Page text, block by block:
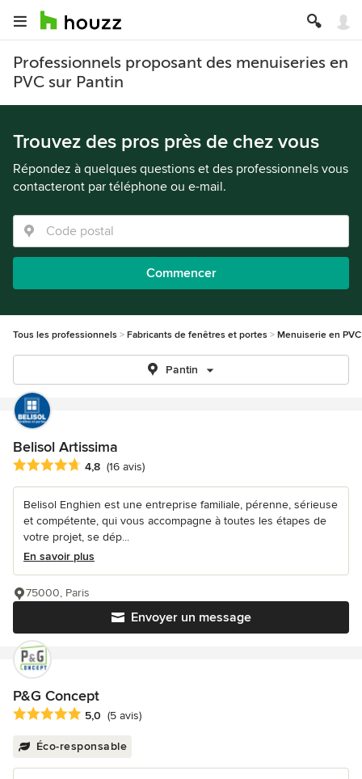
Professionnels proposant des menuiseries en
PVC sur Pantin
Trouvez des pros près de chez vous
Répondez à quelques questions et des professionnels vous
contacteront par téléphone ou e-mail.
Commencer
Tous les professionnels Fabricants de fenêtres et portes Menuiserie en PVC
Pantin
Belisol Artissima
Note moyenne : 4.8 étoiles sur 5
4,8 (16 avis)
Belisol Enghien est une entreprise familiale, pérenne, sérieuse
et compétente, qui vous accompagne à toutes les étapes de
votre projet, se dép...
En savoir plus
Envoyer un message
75000, Paris
P&G Concept
Note moyenne : 5 étoiles sur 5
5,0 (5 avis)
Éco-responsable